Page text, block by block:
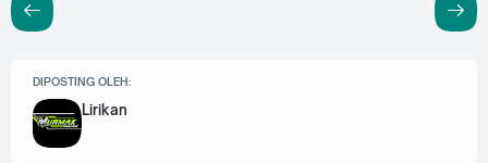
DIPOSTING OLEH:
Lirikan